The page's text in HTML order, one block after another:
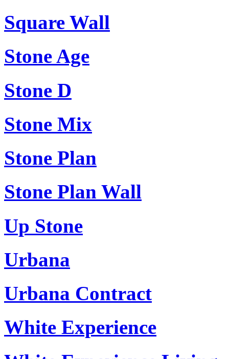
Square Wall
Stone Age
Stone D
Stone Mix
Stone Plan
Stone Plan Wall
Up Stone
Urbana
Urbana Contract
White Experience